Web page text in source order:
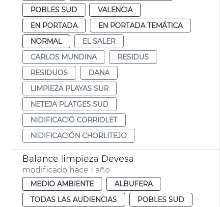
POBLES SUD
VALENCIA
EN PORTADA
EN PORTADA TEMÁTICA
NORMAL
EL SALER
CARLOS MUNDINA
RESIDUS
RESIDUOS
DANA
LIMPIEZA PLAYAS SUR
NETEJA PLATGES SUD
NIDIFICACIÓ CORRIOLET
NIDIFICACIÓN CHORLITEJO
Balance limpieza Devesa
modificado hace 1 año
MEDIO AMBIENTE
ALBUFERA
TODAS LAS AUDIENCIAS
POBLES SUD